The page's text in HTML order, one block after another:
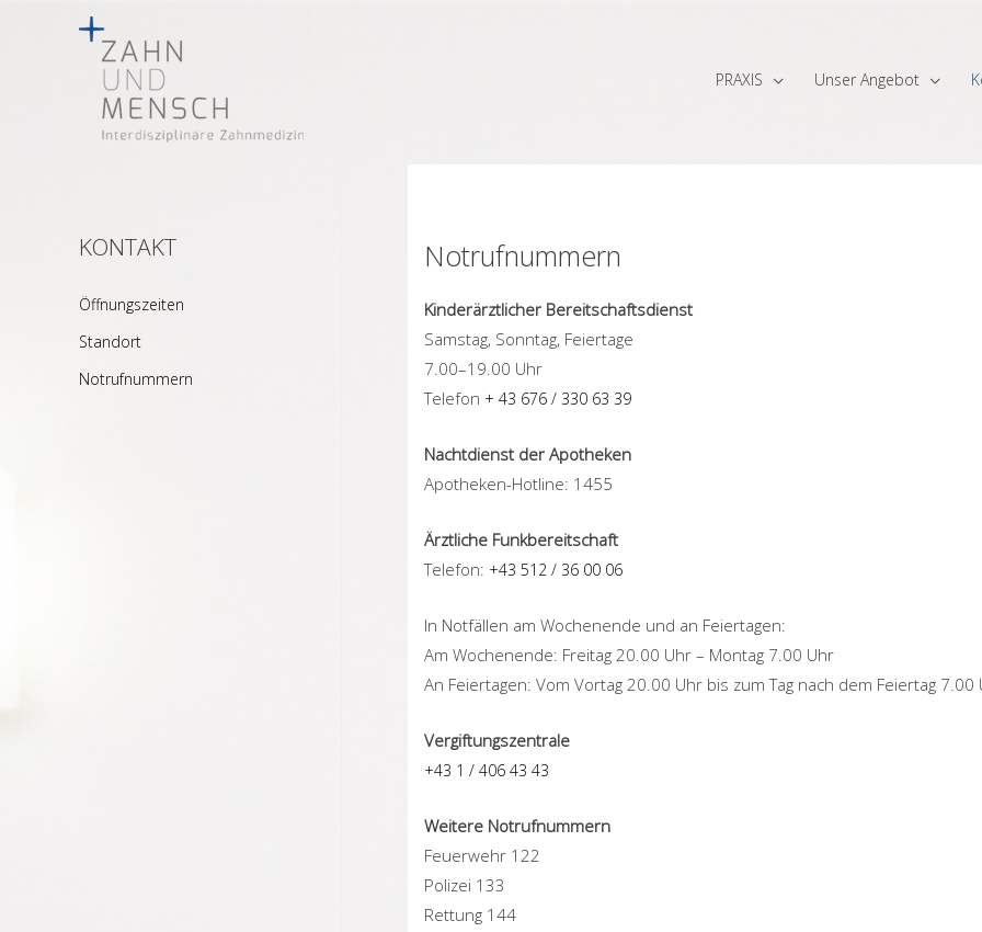
PRAXIS Unser Angebot
KONTAKT
Öffnungszeiten
Standort
Notrufnummern
Notrufnummern
Kinderärztlicher Bereitschaftsdienst
Samstag, Sonntag, Feiertage
7.00–19.00 Uhr
Telefon + 43 676 / 330 63 39
Nachtdienst der Apotheken
Apotheken-Hotline: 1455
Ärztliche Funkbereitschaft
Telefon: +43 512 / 36 00 06
In Notfällen am Wochenende und an Feiertagen:
Am Wochenende: Freitag 20.00 Uhr – Montag 7.00 Uhr
An Feiertagen: Vom Vortag 20.00 Uhr bis zum Tag nach dem Feiertag 7.00
Vergiftungszentrale
+43 1 / 406 43 43
Weitere Notrufnummern
Feuerwehr 122
Polizei 133
Rettung 144